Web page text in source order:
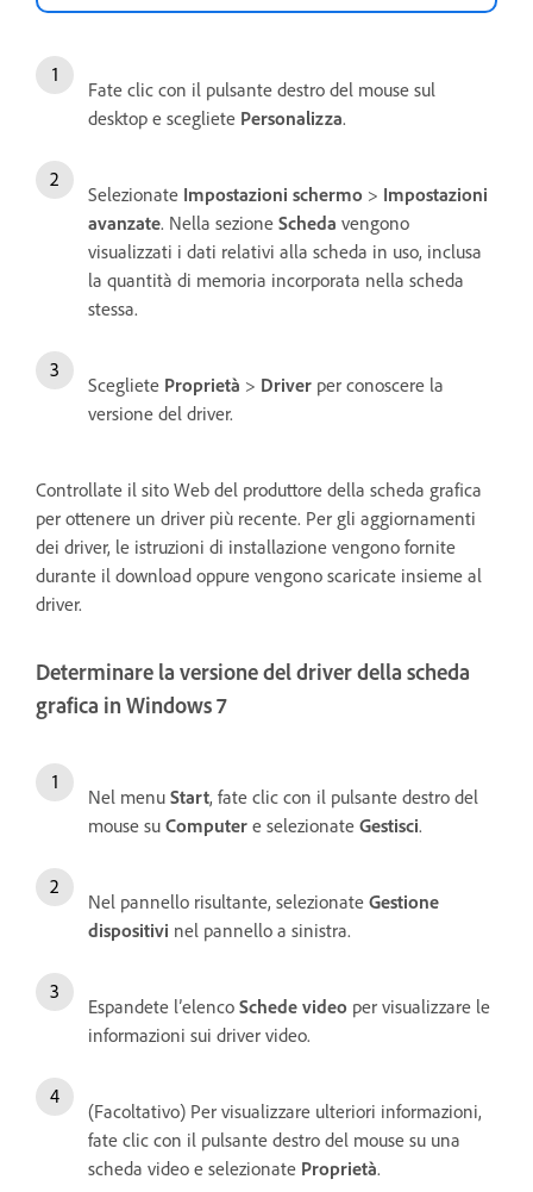
Fate clic con il pulsante destro del mouse sul
desktop e scegliete Personalizza.
Selezionate Impostazioni schermo > Impostazioni
avanzate. Nella sezione Scheda vengono
visualizzati i dati relativi alla scheda in uso, inclusa
la quantità di memoria incorporata nella scheda
stessa.
Scegliete Proprietà > Driver per conoscere la
versione del driver.
Controllate il sito Web del produttore della scheda grafica
per ottenere un driver più recente. Per gli aggiornamenti
dei driver, le istruzioni di installazione vengono fornite
durante il download oppure vengono scaricate insieme al
driver.
Determinare la versione del driver della scheda
grafica in Windows 7
Nel menu Start, fate clic con il pulsante destro del
mouse su Computer e selezionate Gestisci.
Nel pannello risultante, selezionate Gestione
dispositivi nel pannello a sinistra.
Espandete l’elenco Schede video per visualizzare le
informazioni sui driver video.
(Facoltativo) Per visualizzare ulteriori informazioni,
fate clic con il pulsante destro del mouse su una
scheda video e selezionate Proprietà.